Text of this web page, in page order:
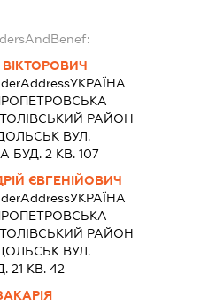
УКРАЇНА
РАЙОН
ВУЛ.
БУД. 2 КВ. 107
ЄВГЕНІЙОВИЧ
УКРАЇНА
РАЙОН
ВУЛ.
21 КВ. 42